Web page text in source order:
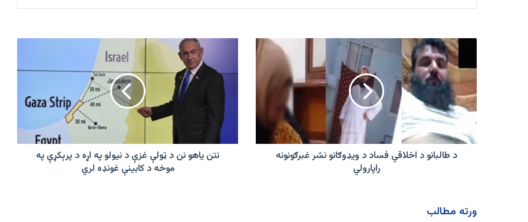
طالبانو
د
اخلاقي
فساد
د
ويډوګانو
غبرګونونه
راپاروليد طالبانو د اخلاقي فساد د ويډوګانو نشر غبرګونونه
راپارولي
ټولې
په
نتن یاهو نن د ټولې غزې د نیولو په اړه د پرېکړې په
موخه د کابینې غونډه لري
ورته مطالب